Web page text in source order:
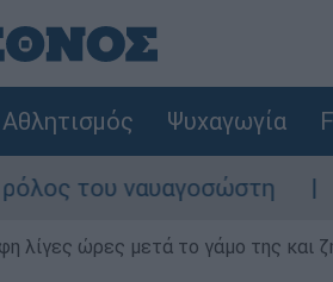
Αθλητισμός Ψυχαγωγία
ναυαγοσώστη
λίγες ώρες μετά το γάμο της και